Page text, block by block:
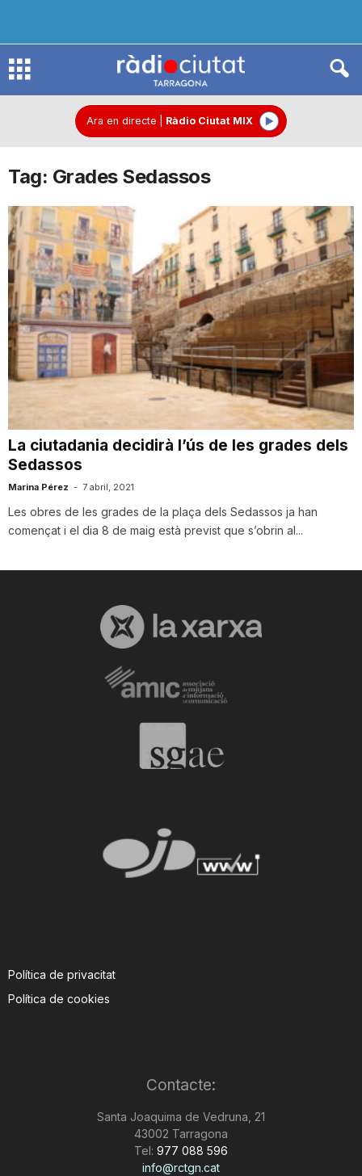
R
d
o
C
i
u
t
a
g
Ara en directe Ràdio Ciutat MIX
Tag: Grades Sedassos
La ciutadania decidirà l’ús de les grades dels
Sedassos
Marina Pérez - 7 abril, 2021
Les obres de les grades de la plaça dels Sedassos ja han
començat i el dia 8 de maig està previst que s’obrin al...
Política de privacitat
Política de cookies
Contacte:
Santa Joaquima de Vedruna, 21
43002 Tarragona
Tel: 977 088 596
info@rctgn.cat